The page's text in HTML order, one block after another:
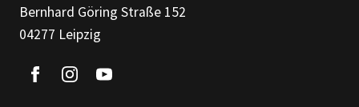
Bernhard Göring Straße 152
04277 Leipzig